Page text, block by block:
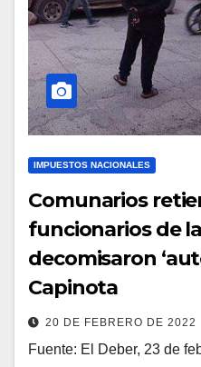
IMPUESTOS NACIONALES
Comunarios
funcionarios de
decomisaron
Capinota
20 DE FEBRERO DE 2022
Fuente: El Deber, 23 de